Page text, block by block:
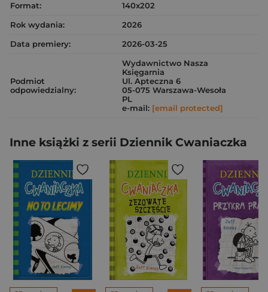
Format:
140x202
Rok wydania:
2026
Data premiery:
2026-03-25
Podmiot
odpowiedzialny:
Wydawnictwo Nasza
Księgarnia
Ul. Apteczna 6
05-075 Warszawa-Wesoła
PL
e-mail: [email protected]
Inne książki z serii Dziennik Cwaniaczka